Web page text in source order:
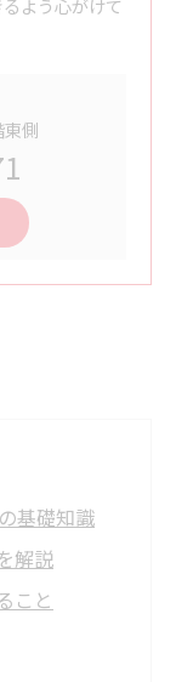
よう心がけて
側
基礎知識
解説
こと